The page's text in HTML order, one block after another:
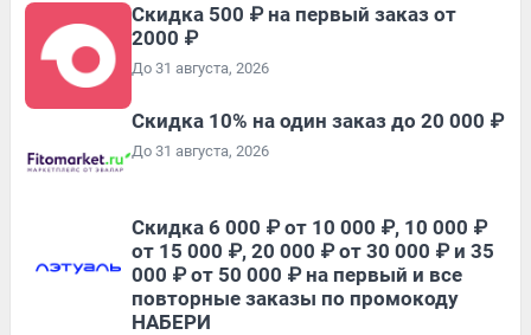
Скидка 500 ₽ на первый заказ от
2000 ₽
До 31 августа, 2026
Скидка 10% на один заказ до 20 000 ₽
До 31 августа, 2026
Скидка 6 000 ₽ от 10 000 ₽, 10 000 ₽
от 15 000 ₽, 20 000 ₽ от 30 000 ₽ и 35
000 ₽ от 50 000 ₽ на первый и все
повторные заказы по промокоду
НАБЕРИ